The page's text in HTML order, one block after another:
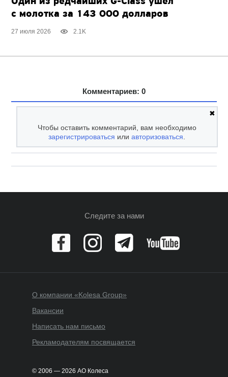
с молотка за 143 000 долларов
27 июля 2026 2.1K
Комментариев: 0
✖
Чтобы оставить комментарий, вам необходимо
зарегистрироваться илиавторизоваться
Следите за нами
О компании «Kolesa Group»
Вакансии
Написать нам письмо
Рекламодателям посвящается
© 2006 — 2026 АО Колеса